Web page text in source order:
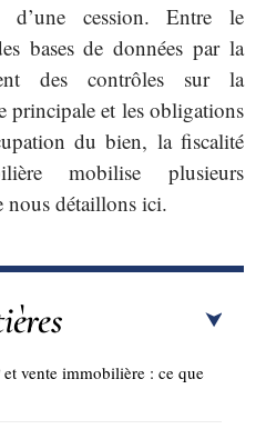
cession. Entre le
bases de données par la
des contrôles sur la
principale et les obligations
du bien, la fiscalité
mobilise plusieurs
nous détaillons ici.
vente immobilière : ce que